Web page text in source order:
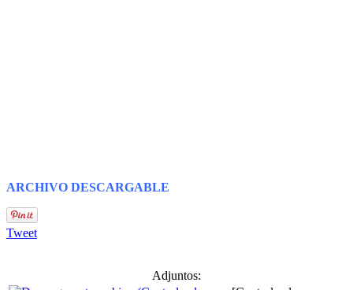
ARCHIVO DESCARGABLE
Tweet
Adjuntos: